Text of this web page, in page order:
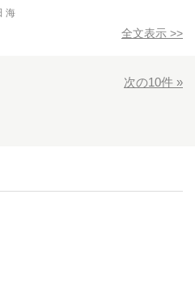
海
全文表示 >>
次の10件 »